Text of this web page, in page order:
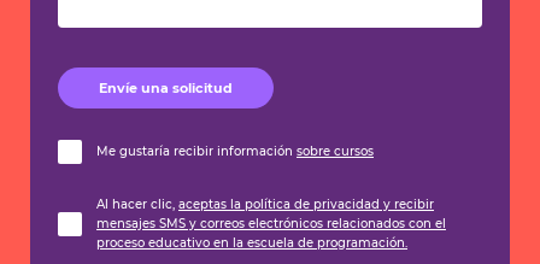
Envíe una solicitud
Me gustaría recibir información sobre cursos
Al hacer clic, aceptas la política de privacidad y recibir
mensajes SMS y correos electrónicos relacionados con el
proceso educativo en la escuela de programación.